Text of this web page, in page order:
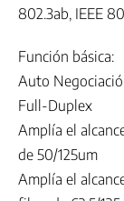
802.3ab, IEEE
Función básica:
Auto
Full-Duplex
Amplía el
de 50/125um
Amplía el